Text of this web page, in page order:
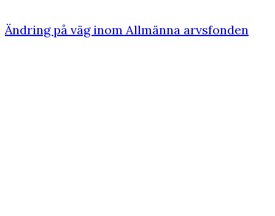
Ändring på väg inom Allmänna arvsfonden